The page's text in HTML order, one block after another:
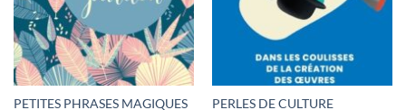
PETITES PHRASES MAGIQUES
PERLES DE CULTURE